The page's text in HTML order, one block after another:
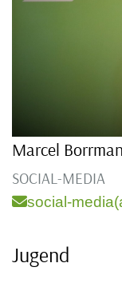
Marcel
SOCIAL-MEDIA
social-
Jugend